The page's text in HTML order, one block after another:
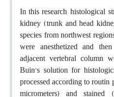
In this research, histological
kidney (trunk and head
species from northwest
were anesthetized and
adjacent vertebral column
Buin’s solution for
processed according to
micrometers) and stained